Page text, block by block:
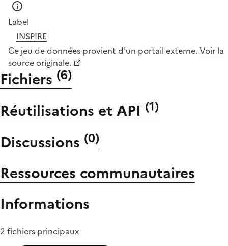
Label
INSPIRE
Ce jeu de données provient d'un portail externe. Voir la
source originale.
Fichiers (6)
Réutilisations et API (1)
Discussions (0)
Ressources communautaires
Informations
2 fichiers principaux